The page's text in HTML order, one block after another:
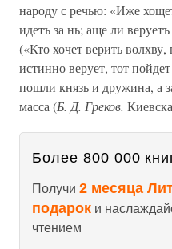
народу с речью: «Иже
идетъ за нь; аще ли
(«Кто хочет верить
истинно верует, тот
пошли князь и дружина, а
масса (Б. Д. Греков.
Более 800 000
Получи 2 месяца
подарок и
чтением